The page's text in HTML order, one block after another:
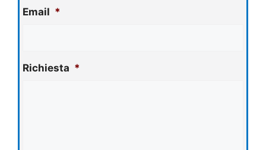
Email *
Richiesta *